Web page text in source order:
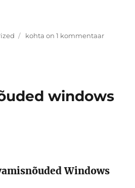
helppane.exe
kohta on 1 kommentaar
windows
Windows